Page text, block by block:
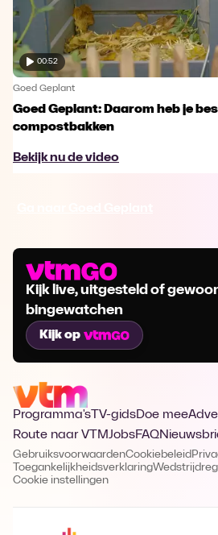
00:52
Goed Geplant
Goed Geplant: Daarom heb je
compostbakken
Bekijk nu de video
Kijk live, uitgesteld of
bingewatchen
Kijk op
Programma's TV-gidsDoe mee
Route naar VTMJobsFAQ
GebruiksvoorwaardenCookiebeleid
Toegankelijkheidsverklaring
Cookie instellingen